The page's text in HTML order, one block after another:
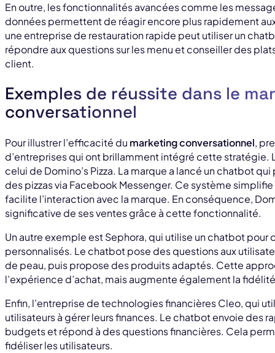
En outre, les fonctionnalités avancées comme les
données permettent de réagir encore plus rapidement
une entreprise de restauration rapide peut utiliser un
répondre aux questions sur les menu et conseiller des
client.
Exemples de réussite dans le
conversationnel
Pour illustrer l’efficacité du marketing conversationnel,
d’entreprises qui ont brillamment intégré cette stratégie.
celui de Domino’s Pizza. La marque a lancé un chatbot
des pizzas via Facebook Messenger. Ce système
facilite l’interaction avec la marque. En conséquence,
significative de ses ventes grâce à cette fonctionnalité.
Un autre exemple est Sephora, qui utilise un chatbot
personnalisés. Le chatbot pose des questions aux
de peau, puis propose des produits adaptés. Cette
l’expérience d’achat, mais augmente également la
Enfin, l’entreprise de technologies financières Cleo, qui
utilisateurs à gérer leurs finances. Le chatbot envoie des
budgets et répond à des questions financières. Cela
fidéliser les utilisateurs.